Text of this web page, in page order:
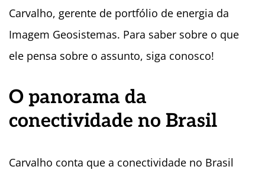
Carvalho, gerente de portfólio de energia da
Imagem Geosistemas. Para saber sobre o que
ele pensa sobre o assunto, siga conosco!
O panorama da
conectividade no Brasil
Carvalho conta que a conectividade no Brasil